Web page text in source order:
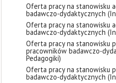
Oferta pracy na stanowisku
badawczo-dydaktycznych
Oferta pracy na stanowisku
badawczo-dydaktycznych
Oferta pracy na stanowisku
pracowników badawczo-
Pedagogiki)
Oferta pracy na stanowisku
badawczo-dydaktycznych